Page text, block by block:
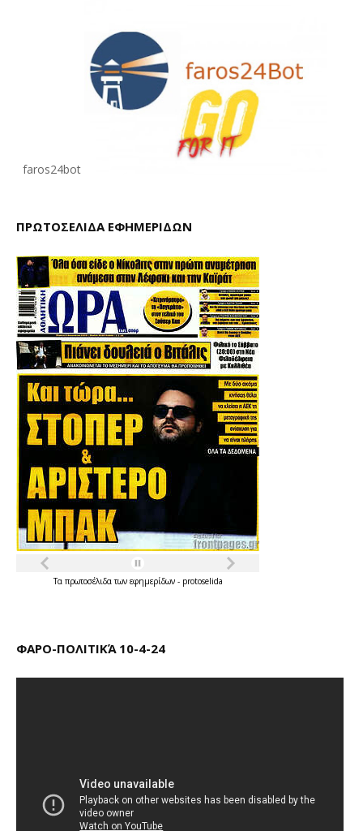
faros24bot
ΠΡΩΤΟΣΕΛΙΔΑ ΕΦΗΜΕΡΙΔΩΝ
Τα πρωτοσέλιδατων εφημερίδων - protoselida
ΦΑΡΟ-ΠΟΛΙΤΙΚΆ 10-4-24